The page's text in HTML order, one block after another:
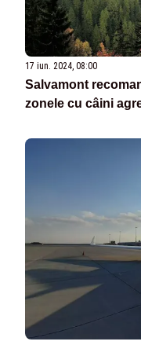
17 iun. 2024, 08:00
Salvamont
zonele cu câini